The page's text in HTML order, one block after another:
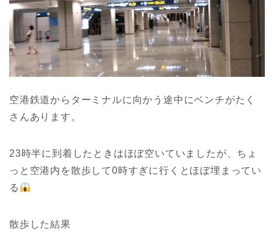
空港鉄道からターミナルに向かう途中にベンチがたく
さんあります。
23時半に到着したときはほぼ空いていましたが、ちょ
っと空港内を散歩して0時すぎに行くとほぼ埋まってい
る
散歩した結果